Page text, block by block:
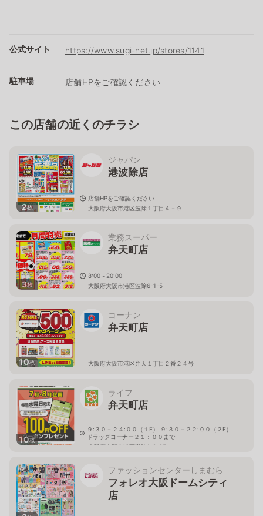
公式サイト https://www.sugi-net.jp/stores/1141
駐車場 店舗HPをご確認ください
この店舗の近くのチラシ
2枚
ジャパン
港波除店
店舗HPをご確認ください
大阪府大阪市港区波除１丁目４－９
3枚
業務スーパー
弁天町店
8:00～20:00
大阪府大阪市港区波除6-1-5
10枚
コーナン
弁天町店
大阪府大阪市港区弁天１丁目２番２４号
10枚
ライフ
弁天町店
９:３０－２４:００（１F） ９:３０－２２:００（２F）
ドラッグコーナー２１：００まで
大阪府大阪市港区磯路1-9-25
ファッションセンターしまむら
フォレオ大阪ドームシティ
店